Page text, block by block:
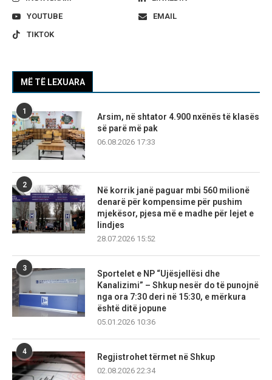
YOUTUBE
EMAIL
TIKTOK
MË TË LEXUARA
1
Arsim, në shtator 4.900 nxënës të klasës
së parë më pak
06.08.2026 17:33
2
Në korrik janë paguar mbi 560 milionë
denarë për kompensime për pushim
mjekësor, pjesa më e madhe për lejet e
lindjes
28.07.2026 15:52
3
Sportelet e NP “Ujësjellësi dhe
Kanalizimi” – Shkup nesër do të punojnë
nga ora 7:30 deri në 15:30, e mërkura
është ditë jopune
05.01.2026 10:36
4
Regjistrohet tërmet në Shkup
02.08.2026 22:34